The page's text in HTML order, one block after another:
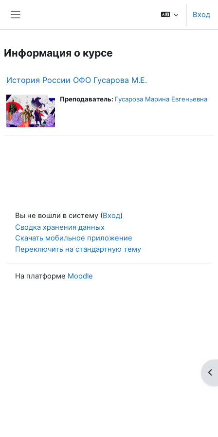
Вход
Информация о курсе
История России ОФО Гусарова М.Е.
Преподаватель: Гусарова Марина Евгеньевна
Вы не вошли в систему (Вход)
Сводка хранения данных
Скачать мобильное приложение
Переключить на стандартную тему
На платформе Moodle